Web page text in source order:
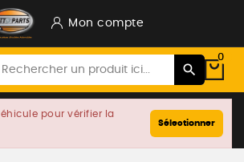
Mon compte
0
pour vérifier la
Sélectionner